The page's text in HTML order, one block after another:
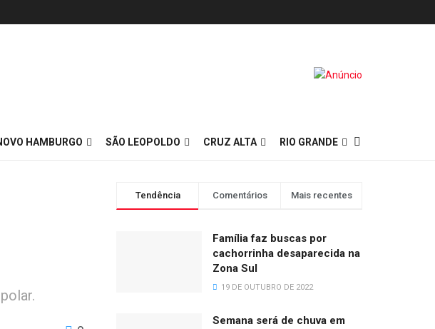
HAMBURGO SÃO LEOPOLDO CRUZ ALTA RIO GRANDE
Tendência Comentários Mais recentes
Família faz buscas por
cachorrinha desaparecida na
Zona Sul
19 DE OUTUBRO DE 2022
Semana será de chuva em